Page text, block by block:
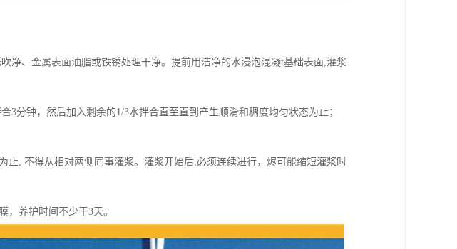
净、金属表面油脂或铁锈处理干净。提前用洁净的水浸泡混凝t基础表面,灌浆
3分钟，然后加入剩余的1/3水拌合直至直到产生顺滑和稠度均匀状态为止；
止, 不得从相对两侧同事灌浆。灌浆开始后,必须连续进行，烬可能缩短灌浆时
，养护时间不少于3天。